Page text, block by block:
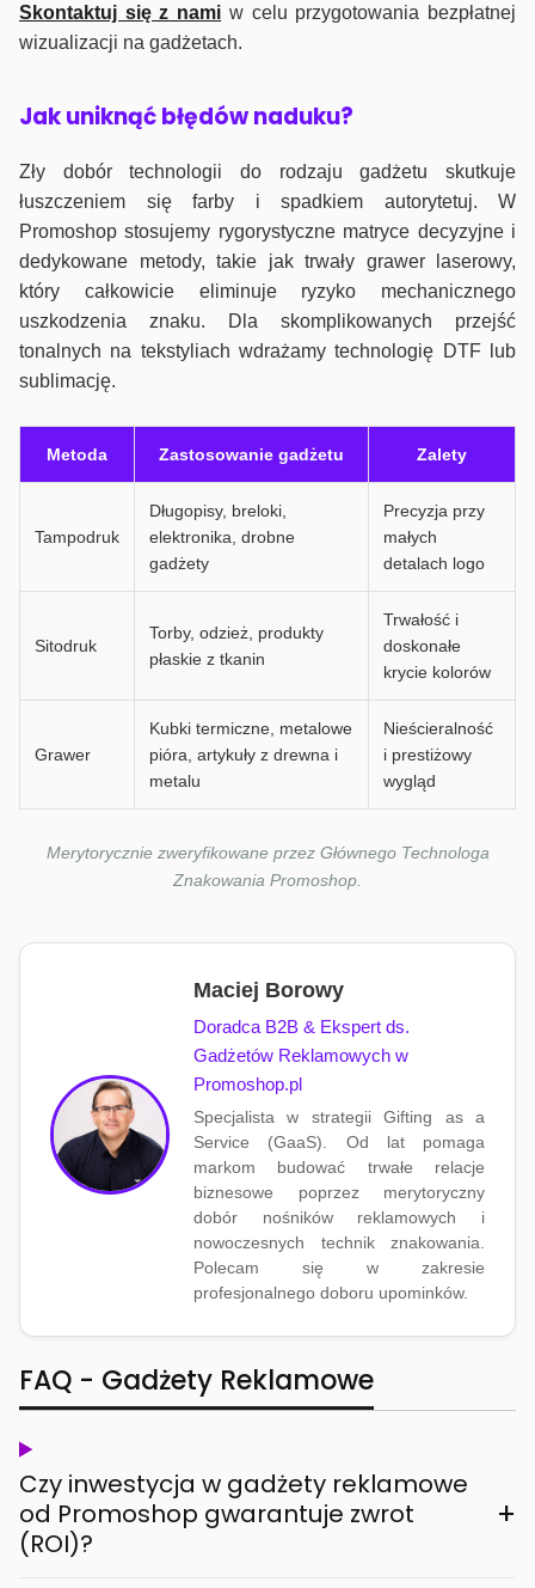
Skontaktuj się z nami w celu przygotowania bezpłatnej
wizualizacji na gadżetach.
Jak uniknąć błędów naduku?
Zły dobór technologii do rodzaju gadżetu skutkuje
łuszczeniem się farby i spadkiem autorytetuj. W
Promoshop stosujemy rygorystyczne matryce decyzyjne i
dedykowane metody, takie jak trwały grawer laserowy,
który całkowicie eliminuje ryzyko mechanicznego
uszkodzenia znaku. Dla skomplikowanych przejść
tonalnych na tekstyliach wdrażamy technologię DTF lub
sublimację.
Metoda Zastosowanie gadżetu Zalety
Tampodruk
Długopisy, breloki,
elektronika, drobne
gadżety
Precyzja przy
małych
detalach logo
Sitodruk
Torby, odzież, produkty
płaskie z tkanin
Trwałość i
doskonałe
krycie kolorów
Grawer
Kubki termiczne, metalowe
pióra, artykuły z drewna i
metalu
Nieścieralność
i prestiżowy
wygląd
Merytorycznie zweryfikowane przez Głównego Technologa
Znakowania Promoshop.
Maciej Borowy
Doradca B2B & Ekspert ds.
Gadżetów Reklamowych w
Promoshop.pl
Specjalista w strategii Gifting as a
Service (GaaS). Od lat pomaga
markom budować trwałe relacje
biznesowe poprzez merytoryczny
dobór nośników reklamowych i
nowoczesnych technik znakowania.
Polecam się w zakresie
profesjonalnego doboru upominków.
FAQ - Gadżety Reklamowe
Czy inwestycja w gadżety reklamowe
od Promoshop gwarantuje zwrot
(ROI)?
+